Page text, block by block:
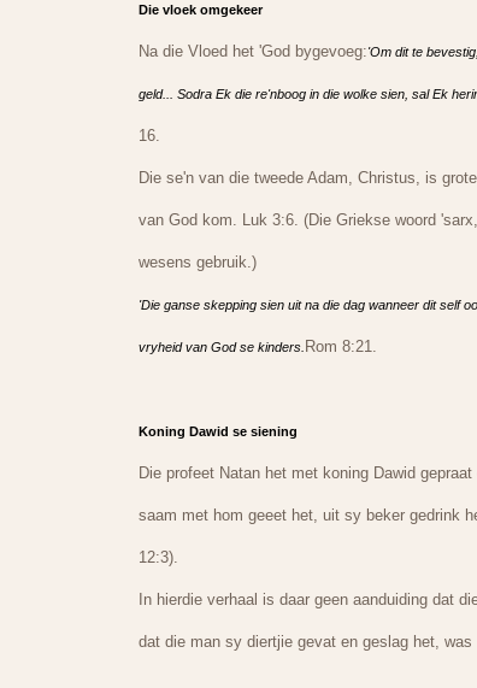
Die vloek omgekeer
Na die Vloed het 'God bygevoeg:'Om dit te
geld... Sodra Ek die re'nboog in die wolke sien, sal Ek
16.
Die se'n van die tweede Adam, Christus, is
van God kom. Luk 3:6. (Die Griekse woord
wesens gebruik.)
'Die ganse skepping sien uit na die dag wanneer dit self
vryheid van God se kinders. Rom 8:21.
Koning Dawid se siening
Die profeet Natan het met koning Dawid
saam met hom geeet het, uit sy beker gedrink
12:3).
In hierdie verhaal is daar geen aanduiding dat
dat die man sy diertjie gevat en geslag het, was